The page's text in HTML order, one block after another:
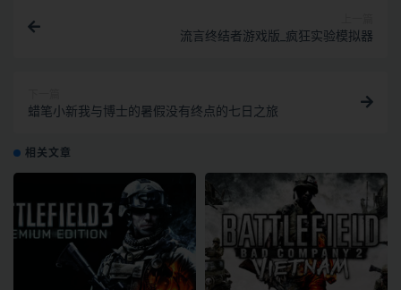
流言终结者游戏版_疯狂实验模拟器
蜡笔小新我与博士的暑假没有终点的七日之旅
相关文章